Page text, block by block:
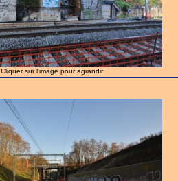
Cliquer sur l'image pour agrandir